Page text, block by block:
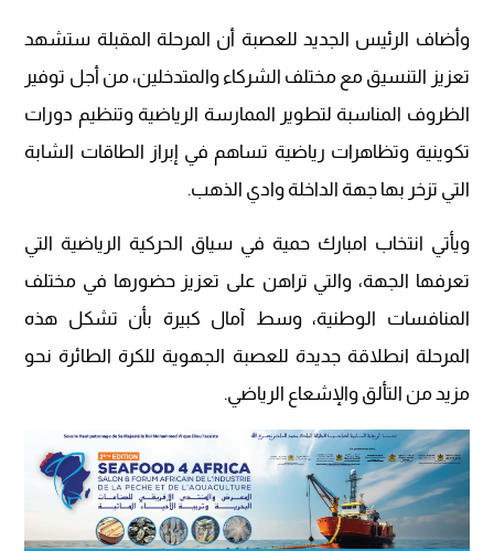
وأضاف الرئيس الجديد للعصبة أن المرحلة المقبلة ستشهد
تعزيز التنسيق مع مختلف الشركاء والمتدخلين، من أجل توفير
الظروف المناسبة لتطوير الممارسة الرياضية وتنظيم دورات
تكوينية وتظاهرات رياضية تساهم في إبراز الطاقات الشابة
التي تزخر بها جهة الداخلة وادي الذهب.
ويأتي انتخاب امبارك حمية في سياق الحركية الرياضية التي
تعرفها الجهة، والتي تراهن على تعزيز حضورها في مختلف
المنافسات الوطنية، وسط آمال كبيرة بأن تشكل هذه
المرحلة انطلاقة جديدة للعصبة الجهوية للكرة الطائرة نحو
مزيد من التألق والإشعاع الرياضي.